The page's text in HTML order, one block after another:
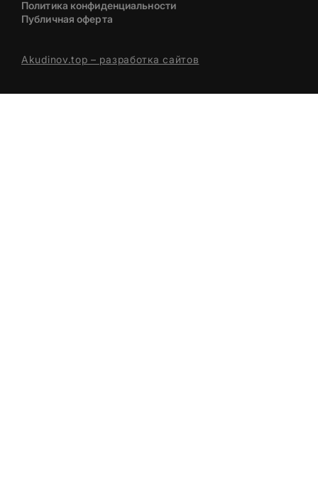
Политика конфиденциальности
Публичная оферта
Akudinov.top – разработка сайтов